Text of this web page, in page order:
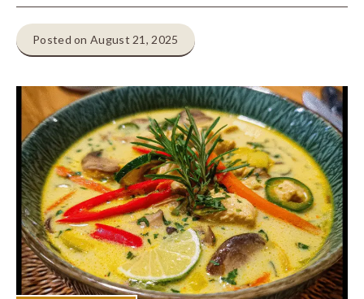
Posted on August 21, 2025